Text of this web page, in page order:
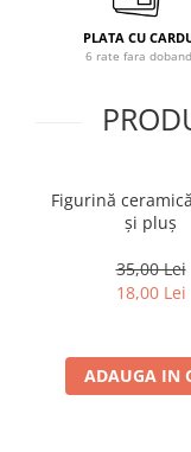
Motocultoare
Convectoare si
PLATA CU
6 rate fara
Figurină
și pluș
35,00 Lei
18,00 Lei
ADAUGA IN